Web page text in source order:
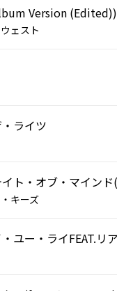
Version (Edited))
ェスト
ライツ
キーズ